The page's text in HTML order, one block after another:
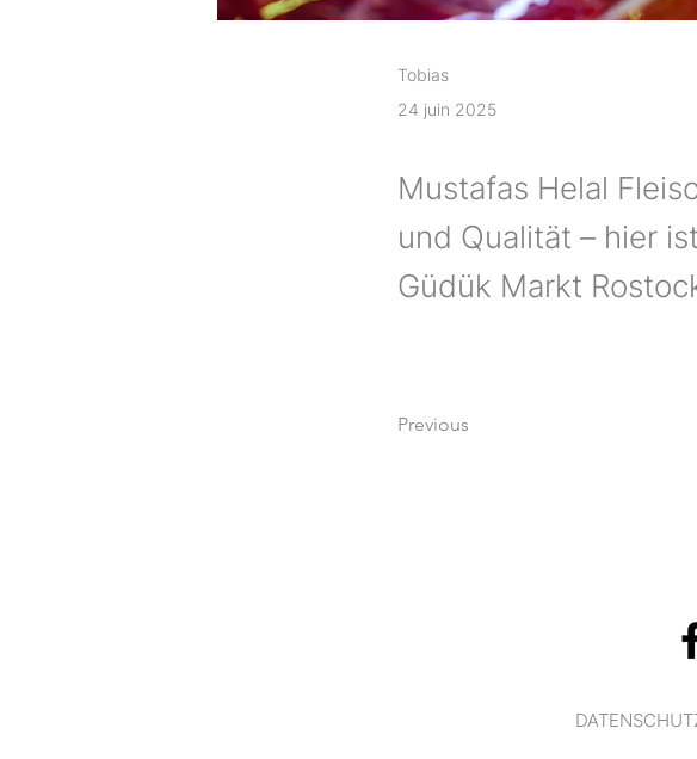
Tobias
24 juin 2025
Mustafas Helal
und Qualität – hier
Güdük Markt
Previous